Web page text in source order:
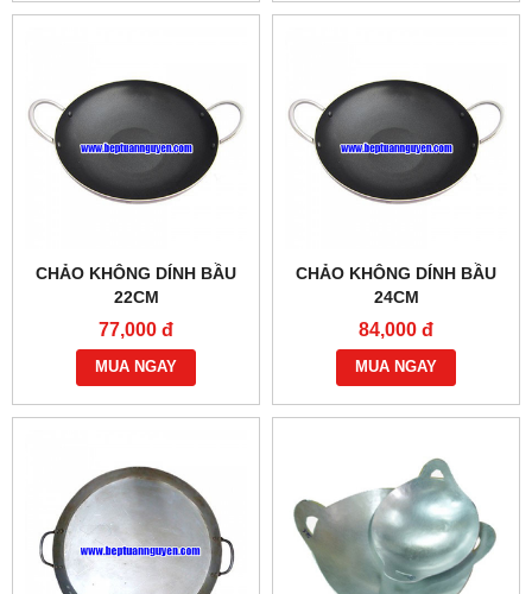
CHẢO KHÔNG DÍNH BẦU
22CM
77,000 đ
MUA NGAY
CHẢO KHÔNG DÍNH BẦU
24CM
84,000 đ
MUA NGAY